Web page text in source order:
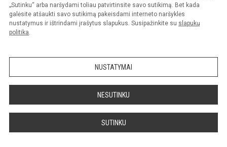
„Sutinku“ arba naršydami toliau patvirtinsite savo sutikimą. Bet kada
galėsite atšaukti savo sutikimą pakeisdami interneto naršyklės
nustatymus ir ištrindami įrašytus slapukus. Susipažinkite su slapukų
politika.
NUSTATYMAI
NESUTINKU
SUTINKU
Kopijuoti turinį be raštiško gimnazijos sutikimo griežtai draudžiama.
Prieinamumo paraiška Slapukų valdymas
Sumanus būdas atnaujinti